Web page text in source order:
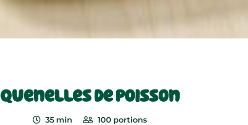
Quenelles de poisson
35 min 100 portions